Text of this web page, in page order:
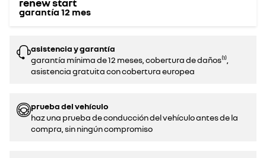
garantía 12 mes
asistencia y garantía
garantía mínima de 12 meses, cobertura de daños⁽¹⁾,
asistencia gratuita con cobertura europea
prueba del vehículo
haz una prueba de conducción del vehículo antes de la
compra, sin ningún compromiso‌